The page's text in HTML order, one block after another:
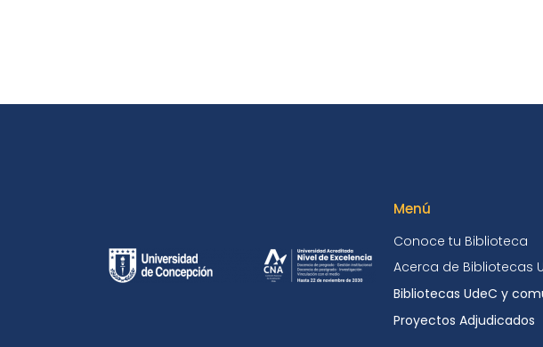
Menú
Conoce tu Biblioteca
Acerca de Bibliotecas
Bibliotecas UdeC y
Proyectos Adjudicados